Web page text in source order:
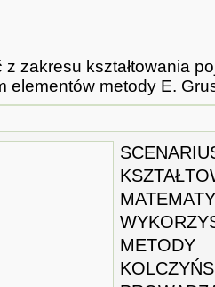
zakresu kształtowania
elementów metody E.